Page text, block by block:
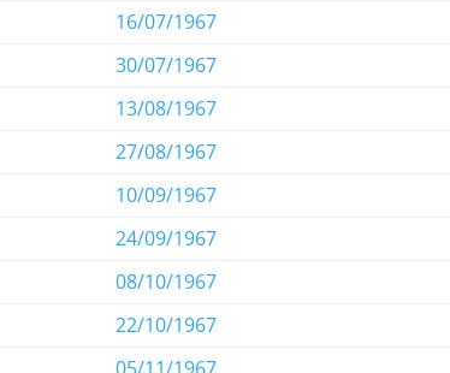
16/07/1967
30/07/1967
13/08/1967
27/08/1967
10/09/1967
24/09/1967
08/10/1967
22/10/1967